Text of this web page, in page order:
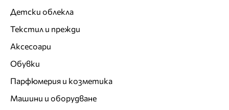
Детски облекла
Текстил и прежди
Аксесоари
Обувки
Парфюмерия и козметика
Машини и оборудване